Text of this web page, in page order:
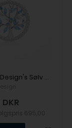
Støvring Design's Sølv halskæde
DKR